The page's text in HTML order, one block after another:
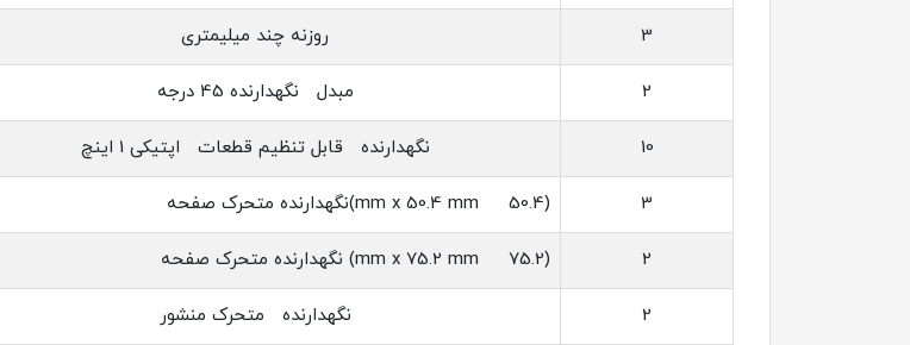
3 روزنه چند میلیمتری
2 مبدل نگه‏دارنده 45 درجه
10 نگه‏دارنده قابل تنظیم قطعات اپتیکی 1 اینچ
3 (50.4 mm x 50.4 mm)نگه‏دارنده متحرک صفحه
2 (75.2 mm x 75.2 mm) نگه‏دارنده متحرک صفحه
2 نگه‏دارنده متحرک منشور